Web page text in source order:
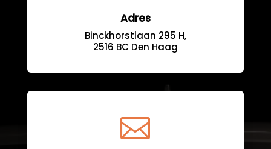
Adres
Binckhorstlaan 295 H,
2516 BC Den Haag
